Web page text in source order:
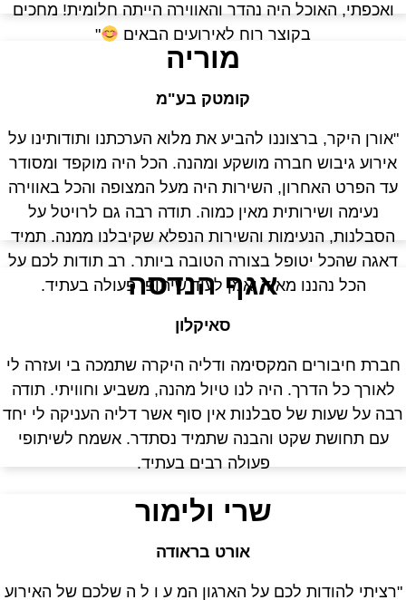
ואכפתי, האוכל היה נהדר והאווירה הייתה חלומית! מחכים
בקוצר רוח לאירועים הבאים
"
מוריה
קומטק בע"מ
"אורן היקר, ברצוננו להביע את מלוא הערכתנו ותודותינו על
אירוע גיבוש חברה מושקע ומהנה. הכל היה מוקפד ומסודר
עד הפרט האחרון, השירות היה מעל המצופה והכל באווירה
נעימה ושירותית מאין כמוה. תודה רבה גם לרויטל על
הסבלנות, הנעימות והשירות הנפלא שקיבלנו ממנה. תמיד
דאגה שהכל יטופל בצורה הטובה ביותר. רב תודות לכם על
הכל נהננו מאוד ואמן לעוד שיתופי פעולה בעתיד.
אגף הנדסה
סאיקלון
חברת חיבורים המקסימה ודליה היקרה שתמכה בי ועזרה לי
לאורך כל הדרך. היה לנו טיול מהנה, משביע וחוויתי. תודה
על שעות של סבלנות אין סוף אשר דליה העניקה לי יחד
עם תחושת שקט והבנה שתמיד נסתדר. אשמח לשיתופי
פעולה רבים בעתיד.
שרי ולימור
אורט בראודה
"רציתי להודות לכם על הארגון המ ע ו ל ה שלכם של האירוע